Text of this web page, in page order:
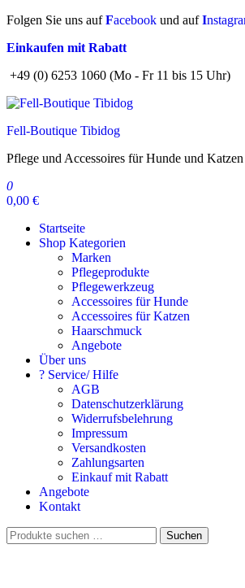
Zum
springen
Folgen Sie uns aufFacebook und aufI
Einkaufen mit Rabatt
+49 (0) 6253 1060 (Mo - Fr 11 bis 15 Uhr)
Fell-Boutique Tibidog
Pflege und Accessoires für Hunde und Katzen
0
0,00 €
Startseite
Shop Kategorien
Marken
Pflegeprodukte
Pflegewerkzeug
Accessoires für Hunde
Accessoires für Katzen
Haarschmuck
Angebote
Über uns
? Service/ Hilfe
AGB
Datenschutzerklärung
Widerrufsbelehrung
Impressum
Versandkosten
Zahlungsarten
Einkauf mit Rabatt
Angebote
Kontakt
Suchen
nach:
Suchen